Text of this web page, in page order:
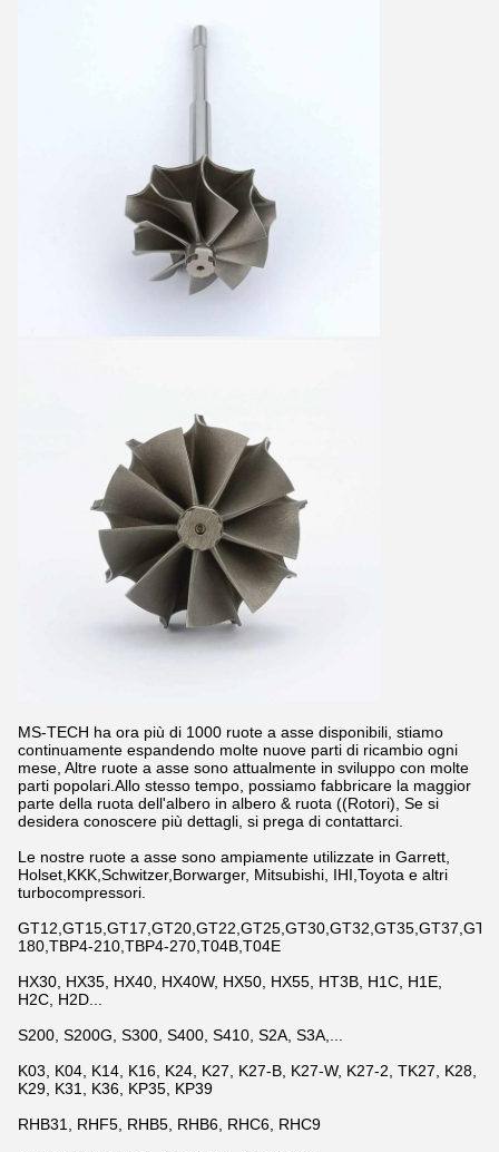
MS-TECH ha ora più di 1000 ruote a asse disponibili, stiamo
continuamente espandendo molte nuove parti di ricambio ogni
mese, Altre ruote a asse sono attualmente in sviluppo con molte
parti popolari.Allo stesso tempo, possiamo fabbricare la maggior
parte della ruota dell'albero in albero & ruota ((Rotori), Se si
desidera conoscere più dettagli, si prega di contattarci.
Le nostre ruote a asse sono ampiamente utilizzate in Garrett,
Holset,KKK,Schwitzer,Borwarger, Mitsubishi, IHI,Toyota e altri
turbocompressori.
180,TBP4-210,TBP4-270,T04B,T04E
HX30, HX35, HX40, HX40W, HX50, HX55, HT3B, H1C, H1E,
H2C, H2D...
S200, S200G, S300, S400, S410, S2A, S3A,...
K03, K04, K14, K16, K24, K27, K27-B, K27-W, K27-2, TK27, K28,
K29, K31, K36, KP35, KP39
RHB31, RHF5, RHB5, RHB6, RHC6, RHC9